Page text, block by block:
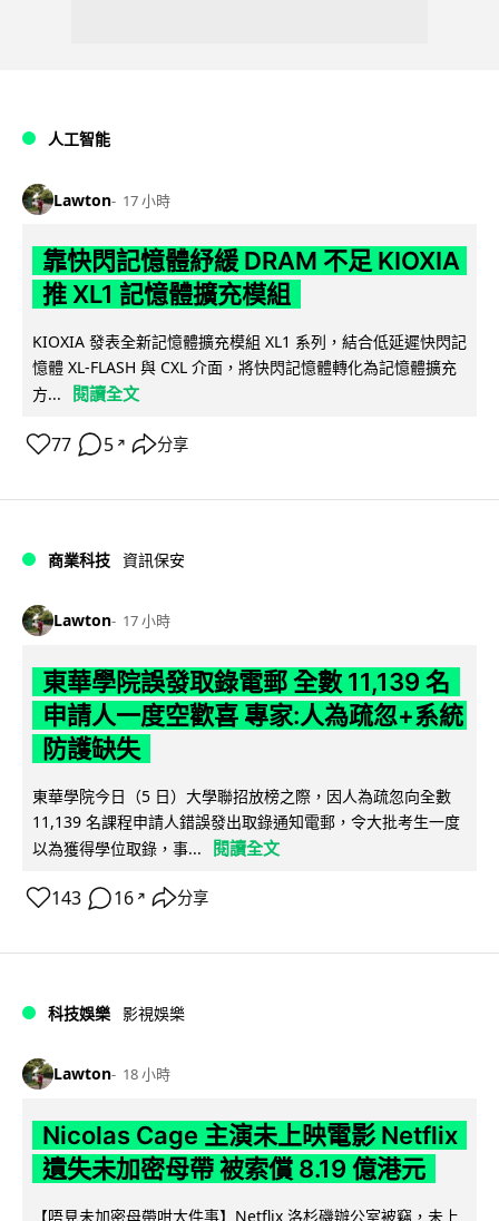
人工智能
Lawton 17 小時
靠快閃記憶體紓緩 DRAM 不足 KIOXIA
推 XL1 記憶體擴充模組
KIOXIA 發表全新記憶體擴充模組 XL1 系列，結合低延遲快閃記
憶體 XL-FLASH 與 CXL 介面，將快閃記憶體轉化為記憶體擴充
方...
閱讀全文
77 5 ↗ 分享
商業科技 資訊保安
Lawton 17 小時
東華學院誤發取錄電郵 全數 11,139 名
申請人一度空歡喜 專家:人為疏忽+系統
防護缺失
東華學院今日（5 日）大學聯招放榜之際，因人為疏忽向全數
11,139 名課程申請人錯誤發出取錄通知電郵，令大批考生一度
以為獲得學位取錄，事...
閱讀全文
143 16 ↗ 分享
科技娛樂 影視娛樂
Lawton 18 小時
Nicolas Cage 主演未上映電影 Netflix
遺失未加密母帶 被索償 8.19 億港元
【唔見未加密母帶咁大件事】Netflix 洛杉磯辦公室被竊，未上